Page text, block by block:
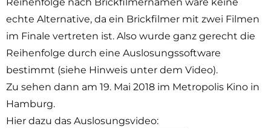
echte Alternative, da ein Brickfilmer mit zwei Filmen
im Finale vertreten ist. Also wurde ganz gerecht die
Reihenfolge durch eine Auslosungssoftware
bestimmt (siehe Hinweis unter dem Video).
Zu sehen dann am 19. Mai 2018 im Metropolis Kino in
Hamburg.
Hier dazu das Auslosungsvideo: